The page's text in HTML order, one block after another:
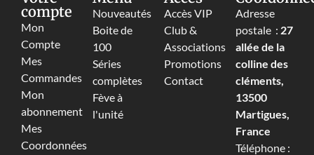
compte
Mon
Compte
Mes
Commandes
Mon
abonnement
Mes
Coordonnées
Nouveautés
Boite de
100
Séries
complètes
Fève à
l'unité
Accès VIP
Club &
Associations
Promotions
Contact
Adresse
postale : 27
allée de la
colline des
cléments,
13500
Martigues,
France
Téléphone :